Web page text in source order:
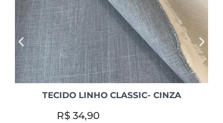
TECIDO LINHO CLASSIC- CINZA
R$ 34,90